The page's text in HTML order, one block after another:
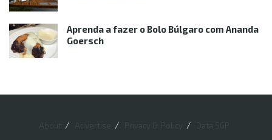
Aprenda a fazer o Bolo Búlgaro com Ananda
Goersch